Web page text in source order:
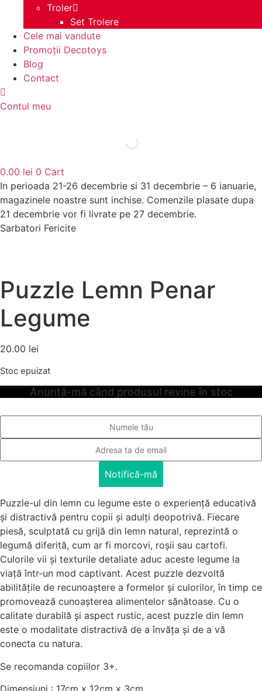
Troler
Set Trolere
Cele mai vandute
Promoții Decotoys
Blog
Contact
Contul meu
0.00 lei 0 Cart
In perioada 21-26 decembrie si 31 decembrie – 6 ianuarie,
magazinele noastre sunt inchise. Comenzile plasate dupa
21 decembrie vor fi livrate pe 27 decembrie.
Sarbatori Fericite
Puzzle Lemn Penar
Legume
20.00 lei
Stoc epuizat
Anuntă-mă când produsul revine în stoc
Notifică-mă
Puzzle-ul din lemn cu legume este o experiență educativă
și distractivă pentru copii și adulți deopotrivă. Fiecare
piesă, sculptată cu grijă din lemn natural, reprezintă o
legumă diferită, cum ar fi morcovi, roșii sau cartofi.
Culorile vii și texturile detaliate aduc aceste legume la
viață într-un mod captivant. Acest puzzle dezvoltă
abilitățile de recunoaștere a formelor și culorilor, în timp ce
promovează cunoașterea alimentelor sănătoase. Cu o
calitate durabilă și aspect rustic, acest puzzle din lemn
este o modalitate distractivă de a învăța și de a vă
conecta cu natura.
Se recomanda copiilor 3+.
Dimensiuni : 17cm x 12cm x 3cm